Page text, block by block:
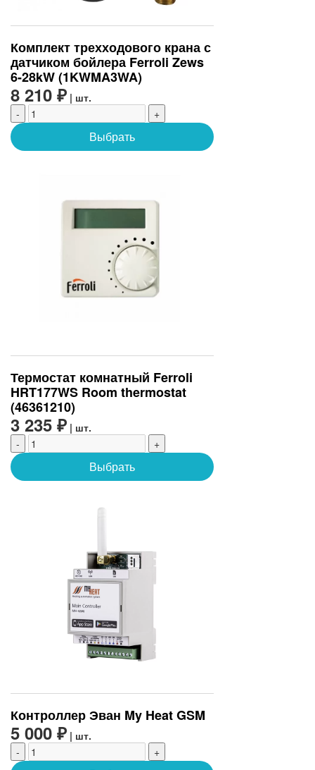
Комплект трехходового крана с
датчиком бойлера Ferroli Zews
6-28kW (1KWMA3WA)
8 210 ₽ | шт.
-
+
Выбрать
Термостат комнатный Ferroli
HRT177WS Room thermostat
(46361210)
3 235 ₽ | шт.
-
+
Выбрать
Контроллер Эван My Heat GSM
5 000 ₽ | шт.
-
+